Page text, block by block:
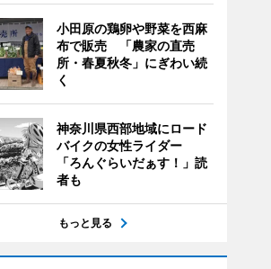
小田原の鶏卵や野菜を西麻
布で販売 「農家の直売
所・春夏秋冬」にぎわい続
く
神奈川県西部地域にロード
バイクの女性ライダー
「ろんぐらいだぁす！」読
者も
もっと見る